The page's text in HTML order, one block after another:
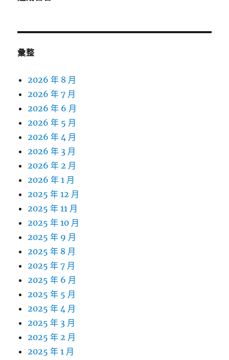
彙整
2026 年 8 月
2026 年 7 月
2026 年 6 月
2026 年 5 月
2026 年 4 月
2026 年 3 月
2026 年 2 月
2026 年 1 月
2025 年 12 月
2025 年 11 月
2025 年 10 月
2025 年 9 月
2025 年 8 月
2025 年 7 月
2025 年 6 月
2025 年 5 月
2025 年 4 月
2025 年 3 月
2025 年 2 月
2025 年 1 月